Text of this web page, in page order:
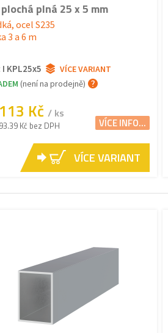
plná 25 x 5 mm
ocel S235
3 a 6 m
I KPL25x5
VÍCE VARIANT
(není na prodejně)
113 Kč / ks
93.39 Kč bez DPH VÍCE INFO...
VÍCE VARIANT